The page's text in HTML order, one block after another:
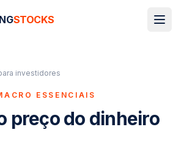
STOCKS
investidores
ESSENCIAIS
preço do dinheiro